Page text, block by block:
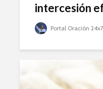
intercesión
Portal Oración 24x7